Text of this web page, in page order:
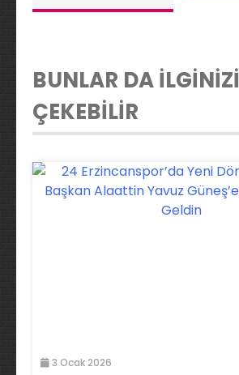
BUNLAR DA İLGİNİZİ
ÇEKEBİLİR
3 Ocak 2026